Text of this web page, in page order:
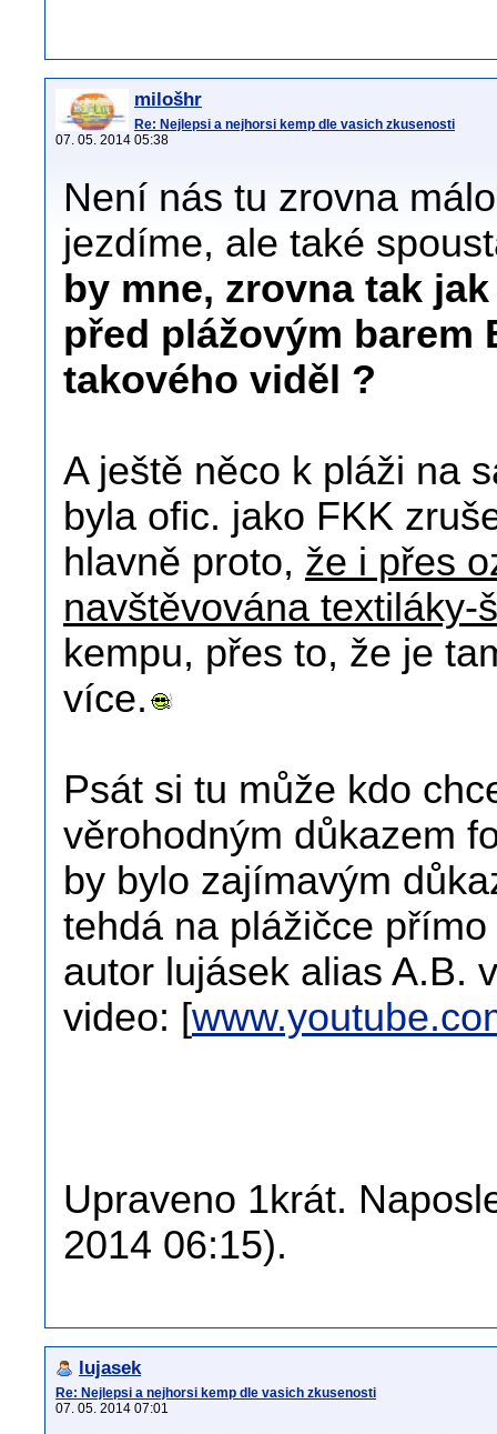
milošhr
Re: Nejlepsi a nejhorsi kemp dle vasich zkusenosti
07. 05. 2014 05:38
Není nás tu zrovna
jezdíme, ale také
by mne, zrovna tak
před plážovým barem
takového viděl ?
A ještě něco k pláži na
byla ofic. jako FKK
hlavně proto, že i přes
navštěvována textiláky-
kempu, přes to, že je
více.
Psát si tu může kdo
věrohodným důkazem
by bylo zajímavým
tehdá na plážičce
autor lujásek alias A.B.
video: [
Upraveno 1krát.
2014 06:15).
lujasek
Re: Nejlepsi a nejhorsi kemp dle vasich zkusenosti
07. 05. 2014 07:01